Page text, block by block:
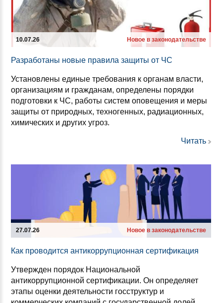
10.07.26 Новое в законодательстве
Раз­ра­бо­та­ны но­вые пра­ви­ла за­щи­ты от ЧС
Установлены единые требования к органам власти,
организациям и гражданам, определены порядки
подготовки к ЧС, работы систем оповещения и меры
защиты от природных, техногенных, радиационных,
химических и других угроз.
Читать
27.07.26 Новое в законодательстве
Как про­во­дит­ся ан­ти­кор­руп­ци­он­ная сер­ти­фи­ка­ция
Утвержден порядок Национальной
антикоррупционной сертификации. Он определяет
этапы оценки деятельности госструктур и